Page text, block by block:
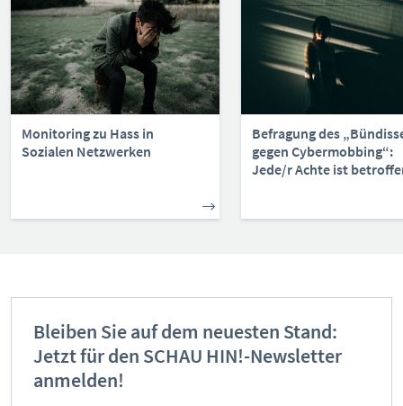
Monitoring zu Hass in
Sozialen Netzwerken
Befragung des
gegen Cybermobbing“:
Jede/r Achte ist
Bleiben Sie auf dem neuesten Stand:
Jetzt für den SCHAU HIN!-Newsletter
anmelden!